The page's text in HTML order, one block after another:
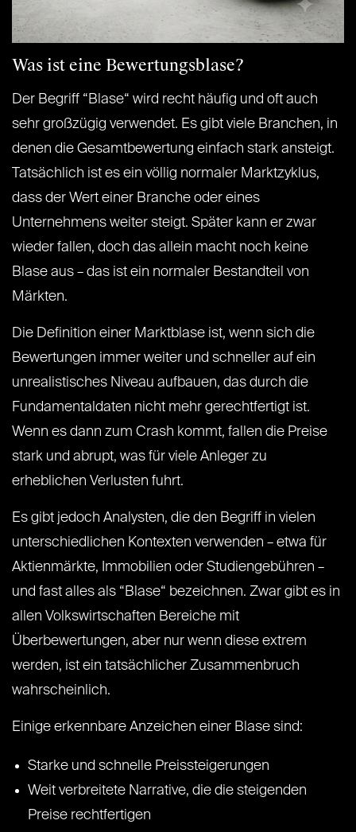
Was ist eine Bewertungsblase?
Der Begriff “Blase“ wird recht häufig und oft auch
sehr großzügig verwendet. Es gibt viele Branchen, in
denen die Gesamtbewertung einfach stark ansteigt.
Tatsächlich ist es ein völlig normaler Marktzyklus,
dass der Wert einer Branche oder eines
Unternehmens weiter steigt. Später kann er zwar
wieder fallen, doch das allein macht noch keine
Blase aus – das ist ein normaler Bestandteil von
Märkten.
Die Definition einer Marktblase ist, wenn sich die
Bewertungen immer weiter und schneller auf ein
unrealistisches Niveau aufbauen, das durch die
Fundamentaldaten nicht mehr gerechtfertigt ist.
Wenn es dann zum Crash kommt, fallen die Preise
stark und abrupt, was für viele Anleger zu
erheblichen Verlusten fuhrt.
Es gibt jedoch Analysten, die den Begriff in vielen
unterschiedlichen Kontexten verwenden – etwa für
Aktienmärkte, Immobilien oder Studiengebühren –
und fast alles als “Blase“ bezeichnen. Zwar gibt es in
allen Volkswirtschaften Bereiche mit
Überbewertungen, aber nur wenn diese extrem
werden, ist ein tatsächlicher Zusammenbruch
wahrscheinlich.
Einige erkennbare Anzeichen einer Blase sind:
Starke und schnelle Preissteigerungen
Weit verbreitete Narrative, die die steigenden
Preise rechtfertigen